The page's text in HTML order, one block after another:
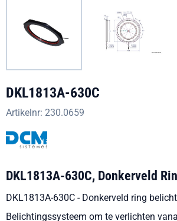
DKL1813A-630C
Artikelnr: 230.0659
DKL1813A-630C, Donkerveld
DKL1813A-630C - Donkerveld ring
Belichtingssysteem om te verlichten